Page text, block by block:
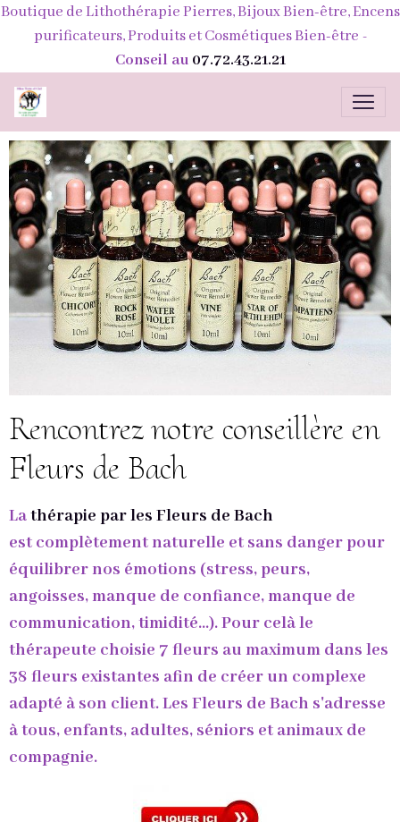
Boutique de Lithothérapie Pierres, Bijoux Bien-être, Encens
purificateurs, Produits et Cosmétiques Bien-être -
Conseil au 07.72.43.21.21
Rencontrez notre conseillère en
Fleurs de Bach
Lathérapie par les Fleurs de Bach
est complètement naturelle et sans danger pour
équilibrer nos émotions (stress, peurs,
angoisses, manque de confiance, manque de
communication, timidité...). Pour celà le
thérapeute choisie 7 fleurs au maximum dans les
38 fleurs existantes afin de créer un complexe
adapté à son client. Les Fleurs de Bach s'adresse
à tous, enfants, adultes, séniors et animaux de
compagnie.